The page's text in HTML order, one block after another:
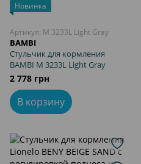
Новинка
Артикул: M 3233L Light Gray
BAMBI
Стульчик для кормления
BAMBI M 3233L Light Gray
2 778 грн
В корзину